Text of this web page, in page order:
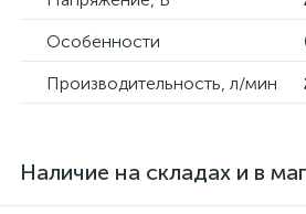
Особенности
Производительность, л/мин
Наличие на складах и в